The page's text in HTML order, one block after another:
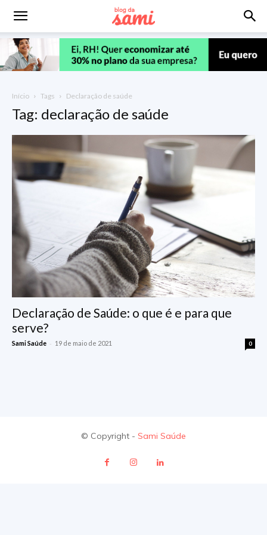
Início Tags Declaração de saúde
Tag: declaração de saúde
Declaração de Saúde: o que é e para que
serve?
Sami Saúde - 19 de maio de 2021 0
© Copyright - Sami Saúde